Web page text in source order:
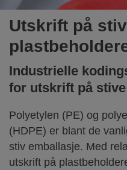
Utskrift på
Industrielle
for utskrift på
Polyetylen (PE) og
(HDPE) er blant de
stiv emballasje. Med
utskrift på